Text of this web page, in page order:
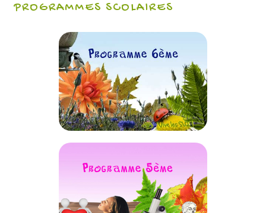
PROGRAMMES SCOLAIRES